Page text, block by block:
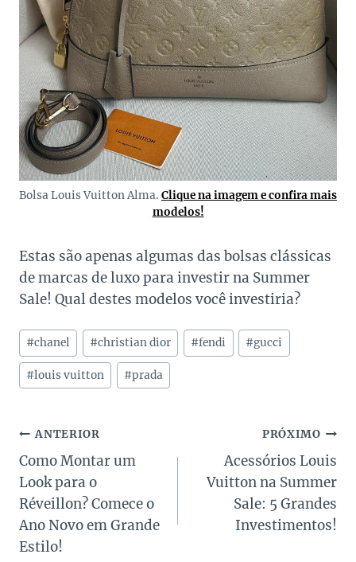
Bolsa Louis Vuitton Alma. Clique na imagem e confira mais
modelos!
Estas são apenas algumas das bolsas clássicas
de marcas de luxo para investir na Summer
Sale! Qual destes modelos você investiria?
Tags
do
Post:
#chanel #christian dior #fendi #gucci
#louis vuitton #prada
Navegação
de
Post
ANTERIOR
Como Montar um
Look para o
Réveillon? Comece o
Ano Novo em Grande
Estilo!
PRÓXIMO
Acessórios Louis
Vuitton na Summer
Sale: 5 Grandes
Investimentos!